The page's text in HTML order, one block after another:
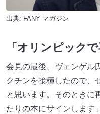
出典: FANY マガジン
「オリンピック
会見の最後、ヴェンゲル
クチンを接種したので、
と思います。そのときに
たりの本にサインします